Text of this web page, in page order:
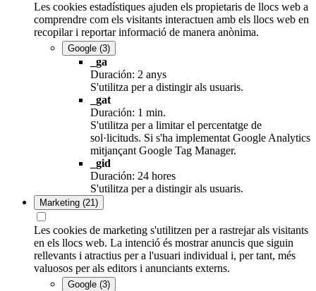
Les cookies estadístiques ajuden els propietaris de llocs web a
comprendre com els visitants interactuen amb els llocs web en
recopilar i reportar informació de manera anònima.
Google (3)
_ga
Duración: 2 anys
S'utilitza per a distingir als usuaris.
_gat
Duración: 1 min.
S'utilitza per a limitar el percentatge de
sol·licituds. Si s'ha implementat Google Analytics
mitjançant Google Tag Manager.
_gid
Duración: 24 hores
S'utilitza per a distingir als usuaris.
Marketing (21)
Les cookies de marketing s'utilitzen per a rastrejar als visitants
en els llocs web. La intenció és mostrar anuncis que siguin
rellevants i atractius per a l'usuari individual i, per tant, més
valuosos per als editors i anunciants externs.
Google (3)